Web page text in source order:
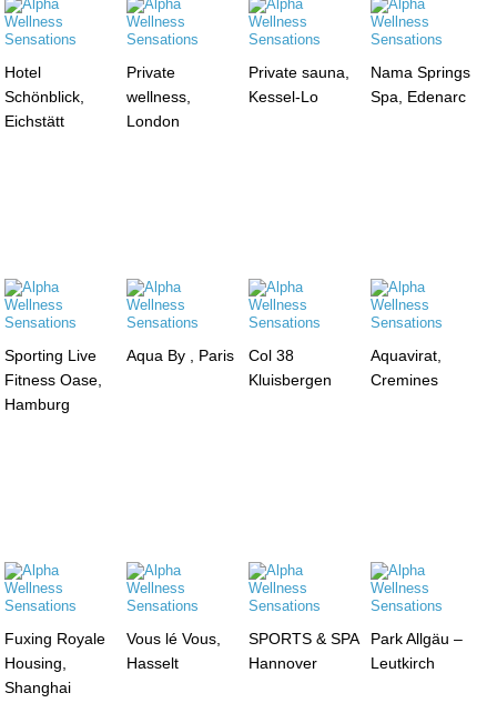
Hotel
Schönblick,
Eichstätt
Private
wellness,
London
Private sauna,
Kessel-Lo
Nama Springs
Spa, Edenarc
Sporting Live
Fitness Oase,
Hamburg
Aqua By , Paris
Col 38
Kluisbergen
Aquavirat,
Cremines
Fuxing Royale
Housing,
Shanghai
Vous lé Vous,
Hasselt
SPORTS & SPA
Hannover
Park Allgäu –
Leutkirch